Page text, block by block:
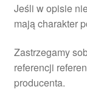
Jeśli w opisie
mają charakter
Zastrzegamy
referencji
producenta.